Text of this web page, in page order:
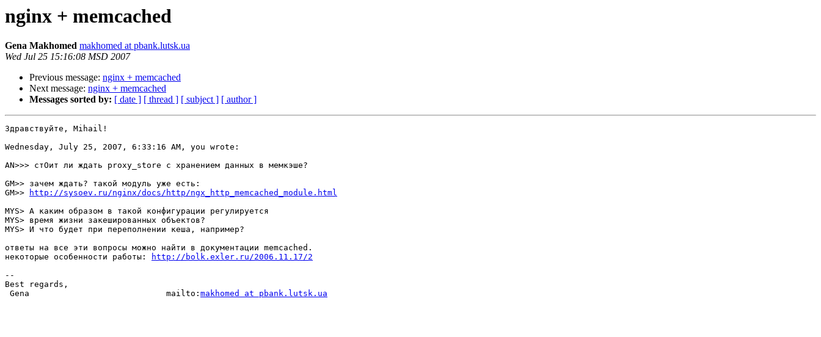
nginx + memcached
Gena Makhomed makhomed at pbank.lutsk.ua
Wed Jul 25 15:16:08 MSD 2007
Previous message: nginx + memcached
Next message: nginx + memcached
Messages sorted by: [ date ] [ thread ] [ subject ] [ author ]
Здравствуйте, Mihail!
Wednesday, July 25, 2007, 6:33:16 AM, you wrote:
AN>>> стОит ли ждать proxy_store с хранением данных в мемкэше?
GM>> зачем ждать? такой модуль уже есть:
GM>>
http://sysoev.ru/nginx/docs/http/ngx_http_memcached_module.html
MYS> А каким образом в такой конфигурации регулируется
MYS> время жизни закешированных объектов?
MYS> И что будет при переполнении кеша, например?
ответы на все эти вопросы можно найти в документации memcached.
некоторые особенности работы:
http://bolk.exler.ru/2006.11.17/2
--
Best regards,
Gena                            mailto: makhomed at pbank.lutsk.ua